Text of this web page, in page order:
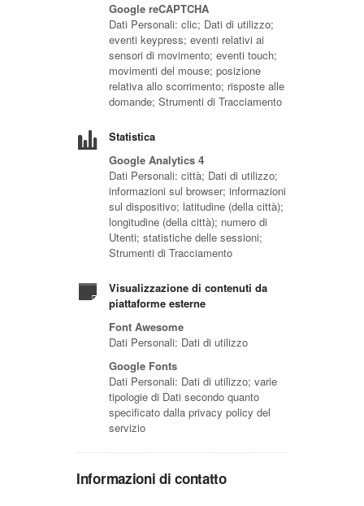
Google reCAPTCHA
Dati Personali: clic; Dati di utilizzo;
eventi keypress; eventi relativi ai
sensori di movimento; eventi touch;
movimenti del mouse; posizione
relativa allo scorrimento; risposte alle
domande; Strumenti di Tracciamento
Statistica
Google Analytics 4
Dati Personali: città; Dati di utilizzo;
informazioni sul browser; informazioni
sul dispositivo; latitudine (della città);
longitudine (della città); numero di
Utenti; statistiche delle sessioni;
Strumenti di Tracciamento
Visualizzazione di contenuti da
piattaforme esterne
Font Awesome
Dati Personali: Dati di utilizzo
Google Fonts
Dati Personali: Dati di utilizzo; varie
tipologie di Dati secondo quanto
specificato dalla privacy policy del
servizio
Informazioni di contatto